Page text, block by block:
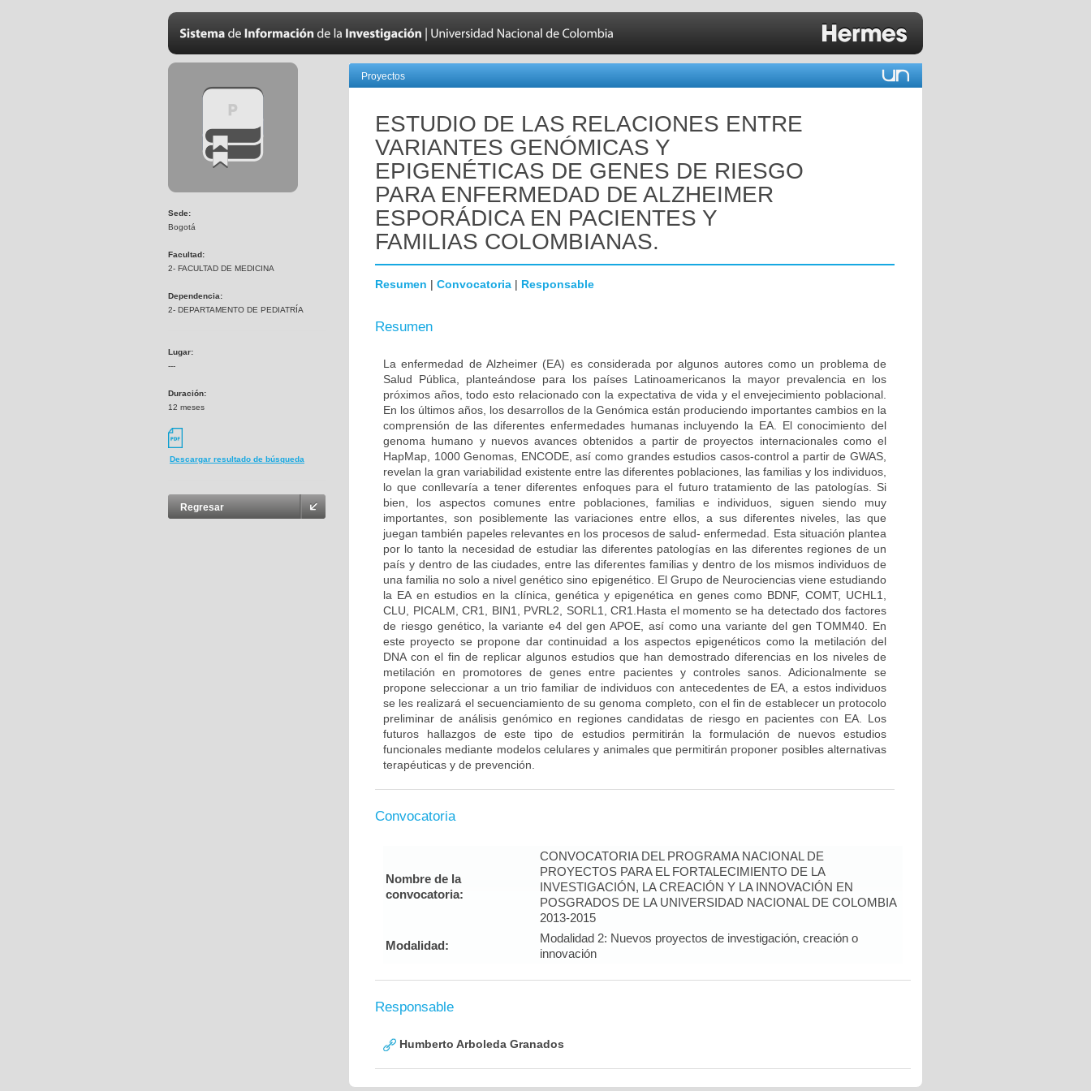
Sede:
Bogotá
Facultad:
2- FACULTAD DE MEDICINA
Dependencia:
2- DEPARTAMENTO DE PEDIATRÍA
Lugar:
---
Duración:
12 meses
Descargar resultado de búsqueda
Regresar
Proyectos
ESTUDIO DE LAS RELACIONES ENTRE
VARIANTES GENÓMICAS Y
EPIGENÉTICAS DE GENES DE RIESGO
PARA ENFERMEDAD DE ALZHEIMER
ESPORÁDICA EN PACIENTES Y
FAMILIAS COLOMBIANAS.
Resumen | Convocatoria | Responsable
Resumen
La enfermedad de Alzheimer (EA) es considerada por algunos autores como un problema de
Salud Pública, planteándose para los países Latinoamericanos la mayor prevalencia en los
próximos años, todo esto relacionado con la expectativa de vida y el envejecimiento poblacional.
En los últimos años, los desarrollos de la Genómica están produciendo importantes cambios en la
comprensión de las diferentes enfermedades humanas incluyendo la EA. El conocimiento del
genoma humano y nuevos avances obtenidos a partir de proyectos internacionales como el
HapMap, 1000 Genomas, ENCODE, así como grandes estudios casos-control a partir de GWAS,
revelan la gran variabilidad existente entre las diferentes poblaciones, las familias y los individuos,
lo que conllevaría a tener diferentes enfoques para el futuro tratamiento de las patologías. Si
bien, los aspectos comunes entre poblaciones, familias e individuos, siguen siendo muy
importantes, son posiblemente las variaciones entre ellos, a sus diferentes niveles, las que
juegan también papeles relevantes en los procesos de salud- enfermedad. Esta situación plantea
por lo tanto la necesidad de estudiar las diferentes patologías en las diferentes regiones de un
país y dentro de las ciudades, entre las diferentes familias y dentro de los mismos individuos de
una familia no solo a nivel genético sino epigenético. El Grupo de Neurociencias viene estudiando
la EA en estudios en la clínica, genética y epigenética en genes como BDNF, COMT, UCHL1,
CLU, PICALM, CR1, BIN1, PVRL2, SORL1, CR1.Hasta el momento se ha detectado dos factores
de riesgo genético, la variante e4 del gen APOE, así como una variante del gen TOMM40. En
este proyecto se propone dar continuidad a los aspectos epigenéticos como la metilación del
DNA con el fin de replicar algunos estudios que han demostrado diferencias en los niveles de
metilación en promotores de genes entre pacientes y controles sanos. Adicionalmente se
propone seleccionar a un trio familiar de individuos con antecedentes de EA, a estos individuos
se les realizará el secuenciamiento de su genoma completo, con el fin de establecer un protocolo
preliminar de análisis genómico en regiones candidatas de riesgo en pacientes con EA. Los
futuros hallazgos de este tipo de estudios permitirán la formulación de nuevos estudios
funcionales mediante modelos celulares y animales que permitirán proponer posibles alternativas
terapéuticas y de prevención.
Convocatoria
Nombre de la
convocatoria:
CONVOCATORIA DEL PROGRAMA NACIONAL DE
PROYECTOS PARA EL FORTALECIMIENTO DE LA
INVESTIGACIÓN, LA CREACIÓN Y LA INNOVACIÓN EN
POSGRADOS DE LA UNIVERSIDAD NACIONAL DE COLOMBIA
2013-2015
Modalidad:
Modalidad 2: Nuevos proyectos de investigación, creación o
innovación
Responsable
Humberto Arboleda Granados